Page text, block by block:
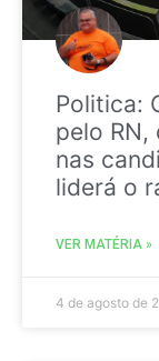
Politica:
pelo RN,
nas
liderá o
VER MATÉRIA »
4 de agosto de